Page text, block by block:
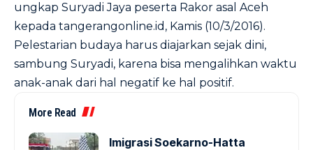
ungkap Suryadi Jaya peserta Rakor asal Aceh
kepada tangerangonline.id, Kamis (10/3/2016).
Pelestarian budaya harus diajarkan sejak dini,
sambung Suryadi, karena bisa mengalihkan waktu
anak-anak dari hal negatif ke hal positif.
More Read
Imigrasi Soekarno-Hatta